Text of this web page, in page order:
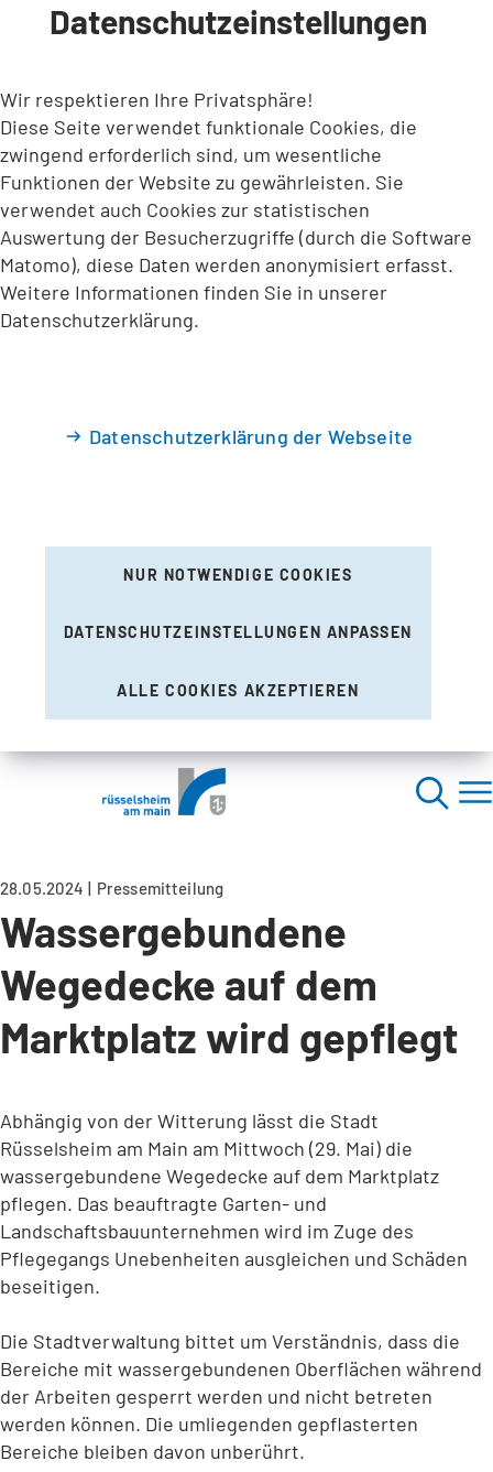
INHALT ANSPRINGEN
Datenschutzeinstellungen
Wir respektieren Ihre Privatsphäre!
Diese Seite verwendet funktionale Cookies, die
zwingend erforderlich sind, um wesentliche
Funktionen der Website zu gewährleisten. Sie
verwendet auch Cookies zur statistischen
Auswertung der Besucherzugriffe (durch die Software
Matomo), diese Daten werden anonymisiert erfasst.
Weitere Informationen finden Sie in unserer
Datenschutzerklärung.
Datenschutzerklärung der Webseite
NUR NOTWENDIGE COOKIES
DATENSCHUTZEINSTELLUNGEN ANPASSEN
ALLE COOKIES AKZEPTIEREN
28.05.2024 Pressemitteilung
Wassergebundene
Wegedecke auf dem
Marktplatz wird gepflegt
Abhängig von der Witterung lässt die Stadt
Rüsselsheim am Main am Mittwoch (29. Mai) die
wassergebundene Wegedecke auf dem Marktplatz
pflegen. Das beauftragte Garten- und
Landschaftsbauunternehmen wird im Zuge des
Pflegegangs Unebenheiten ausgleichen und Schäden
beseitigen.
Die Stadtverwaltung bittet um Verständnis, dass die
Bereiche mit wassergebundenen Oberflächen während
der Arbeiten gesperrt werden und nicht betreten
werden können. Die umliegenden gepflasterten
Bereiche bleiben davon unberührt.